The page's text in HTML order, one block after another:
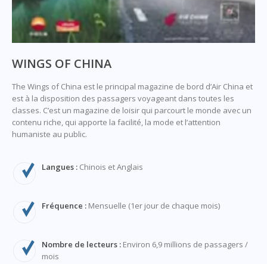
WINGS OF CHINA
The Wings of China est le principal magazine de bord d’Air China et
est à la disposition des passagers voyageant dans toutes les
classes. C’est un magazine de loisir qui parcourt le monde avec un
contenu riche, qui apporte la facilité, la mode et l’attention
humaniste au public.
Langues : Chinois et Anglais
Fréquence : Mensuelle (1er jour de chaque mois)
Nombre de lecteurs : Environ 6,9 millions de passagers /
mois